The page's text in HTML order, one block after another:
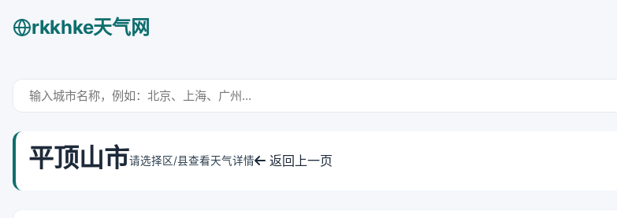
rkkhke天气网
平顶山市请选择区/县查看天气详情 返回上一页